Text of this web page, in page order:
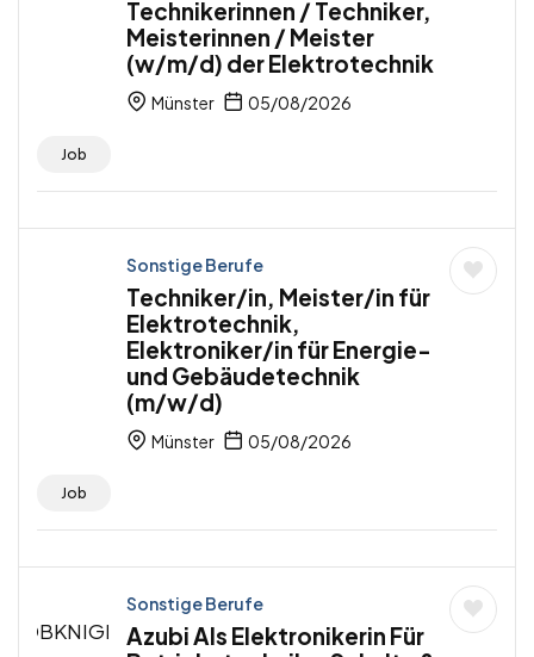
Technikerinnen / Techniker,
Meisterinnen / Meister
(w/m/d) der Elektrotechnik
Münster 05/08/2026
Job
Sonstige Berufe
Techniker/in, Meister/in für
Elektrotechnik,
Elektroniker/in für Energie-
und Gebäudetechnik
(m/w/d)
Münster 05/08/2026
Job
Sonstige Berufe
Azubi Als Elektronikerin Für